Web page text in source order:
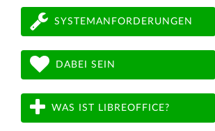
SYSTEMANFORDERUNGEN
DABEI SEIN
WAS IST LIBREOFFICE?